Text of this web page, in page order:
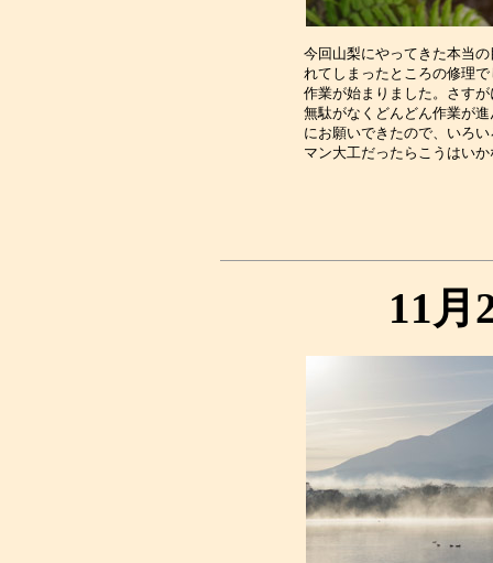
今回山梨にやってきた本当
れてしまったところの修理
作業が始まりました。さす
無駄がなくどんどん作業が
にお願いできたので、いろ
11月